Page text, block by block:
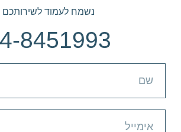
נשמח לעמוד לשירותכם
8451993